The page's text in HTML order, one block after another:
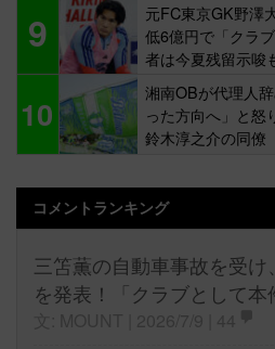
9
元FC東京GK野澤
低6億円で「クラ
者は今夏残留示唆
10
湘南OBが代理人
った方向へ」と怒
鈴木淳之介の同僚
コメントランキング
三笘薫の自動車事故を受
を発表！「クラブとして本